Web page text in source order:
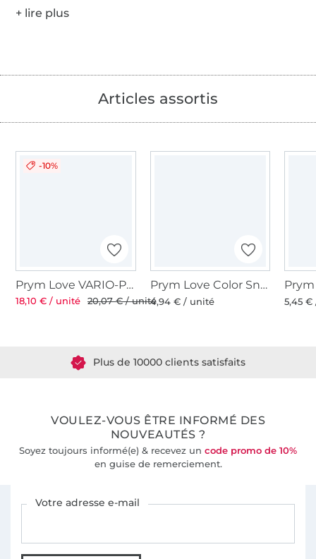
Articles assortis
-10%
Prym Love VARIO-Pliers Ø 3 et 4 mm
18,10 € / unité 20,07 € / unité
Prym Love Color Snaps Mini Jeu d´outils
4,94 € / unité 5,45
Plus de 10000 clients satisfaits
VOULEZ-VOUS ÊTRE INFORMÉ DES
NOUVEAUTÉS ?
Soyez toujours informé(e) & recevez un code promo de 10%
en guise de remerciement.
Votre adresse e-mail